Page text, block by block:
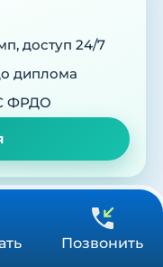
Позвонить
доступ 24/7
диплома
ФРДО
консультацию